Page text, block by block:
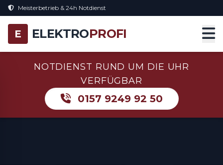
Meisterbetrieb & 24h Notdienst
E ELEKTROPROFI
NOTDIENST RUND UM DIE UHR
VERFÜGBAR
0157 9249 92 50